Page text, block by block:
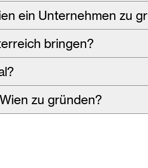
ein Unternehmen zu
bringen?
zu gründen?